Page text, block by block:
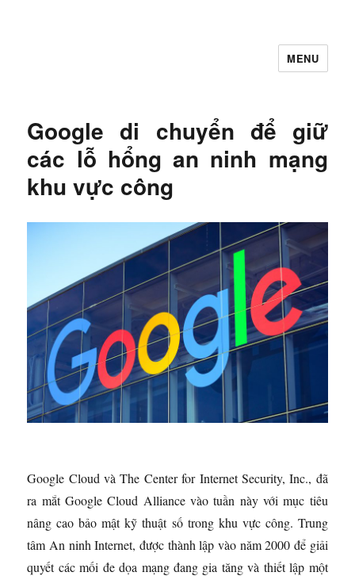
MENU
Google di chuyển để giữ
các lỗ hổng an ninh mạng
khu vực công
Google Cloud và The Center for Internet Security, Inc., đã
ra mắt Google Cloud Alliance vào tuần này với mục tiêu
nâng cao bảo mật kỹ thuật số trong khu vực công. Trung
tâm An ninh Internet, được thành lập vào năm 2000 để giải
quyết các mối đe dọa mạng đang gia tăng và thiết lập một